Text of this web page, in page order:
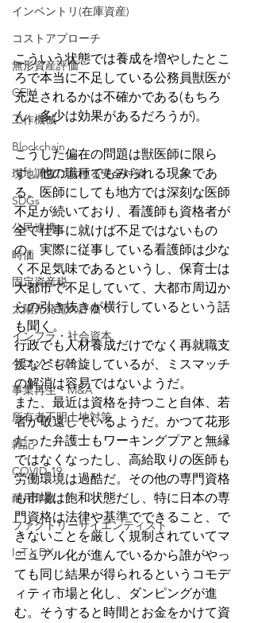
インベントリ(在庫資産)
コストアプローチ
無形資産評価
CEIV
工作機械
Blockchain
現地調査における安全対策
SDGs
公民連携
時価
固定資産税
太陽光発電の評価
インフラ・社会資本
ゲコノミスト
事業再生・M&A
所有者不明土地対策
雑記
COVID-19
耐用年数
ファクトリーサイエンティスト
IoTとDX
こういう状態では養成を増やしたとこ
ろで本当に不足している公務員獣医が
充足されるかは不確かである(もちろ
ん、多少は効果があるだろうが)。
こうした偏在の問題は獣医師に限ら
ず、他の職種でもみられる現象であ
る。医師にしても地方では深刻な医師
不足が続いており、看護師も資格者が
全て仕事に就けば不足ではないもの
の、実際に従事している看護師は少な
く不足気味であるというし、保育士は
大都市で不足していて、大都市周辺か
らの引き抜きが横行しているという話
も聞く。
行政でも人材養成だけでなく再就職支
援なども斡旋しているが、ミスマッチ
の解消は容易ではないようだ。
また、最近は資格を持つこと自体、若
者が敬遠しているようだ。かつて花形
だった弁護士もワーキングプアと無縁
ではなくなったし、高給取りの医師も
労働環境は過酷だ。その他の専門資格
も市場は飽和状態だし、特に日本の専
門資格は法律や基準でできること、で
きないことを厳しく規制されていてマ
ニュアル化が進んでいるから誰がやっ
ても同じ結果が得られるというコモデ
ィティ市場と化し、ダンピングが進
む。そうすると時間とお金をかけて資